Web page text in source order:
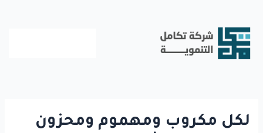
المحتوى
لكل مكروب ومهموم ومحزون